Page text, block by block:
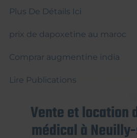
Plus De Détails Ici
prix de dapoxetine au maroc
Comprar augmentine india
Lire Publications
Vente et location
médical à